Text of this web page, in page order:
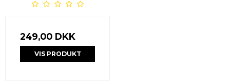
249,00 DKK
VIS PRODUKT